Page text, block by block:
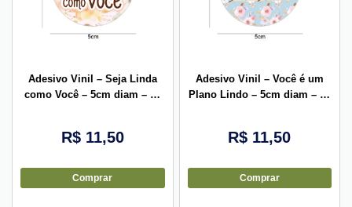
Adesivo Vinil – Seja Linda
como Você – 5cm diam – 10
R$11,50
Comprar
Adesivo Vinil – Você é um
Plano Lindo – 5cm diam – 10
R$ 11,50
Comprar